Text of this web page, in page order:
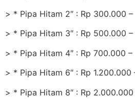
> * Pipa Hitam 2″ : Rp 300.000
> * Pipa Hitam 3″ : Rp 500.000
> * Pipa Hitam 4″ : Rp 700.000
> * Pipa Hitam 6″ : Rp 1.200.000
> * Pipa Hitam 8″ : Rp